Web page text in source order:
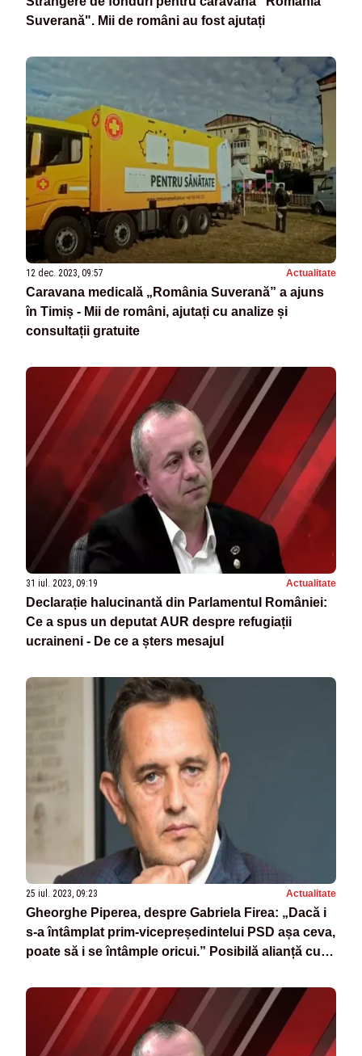
Suverană". Mii de români au fost ajutați
12 dec. 2023, 09:57 Actualitate
Caravana medicală „România Suverană” a ajuns
în Timiș - Mii de români, ajutați cu analize și
consultații gratuite
31 iul. 2023, 09:19 Actualitate
Declarație halucinantă din Parlamentul României:
Ce a spus un deputat AUR despre refugiații
ucraineni - De ce a șters mesajul
25 iul. 2023, 09:23 Actualitate
Gheorghe Piperea, despre Gabriela Firea: „Dacă i
s-a întâmplat prim-vicepreședintelui PSD așa ceva,
poate să i se întâmple oricui.” Posibilă alianță cu